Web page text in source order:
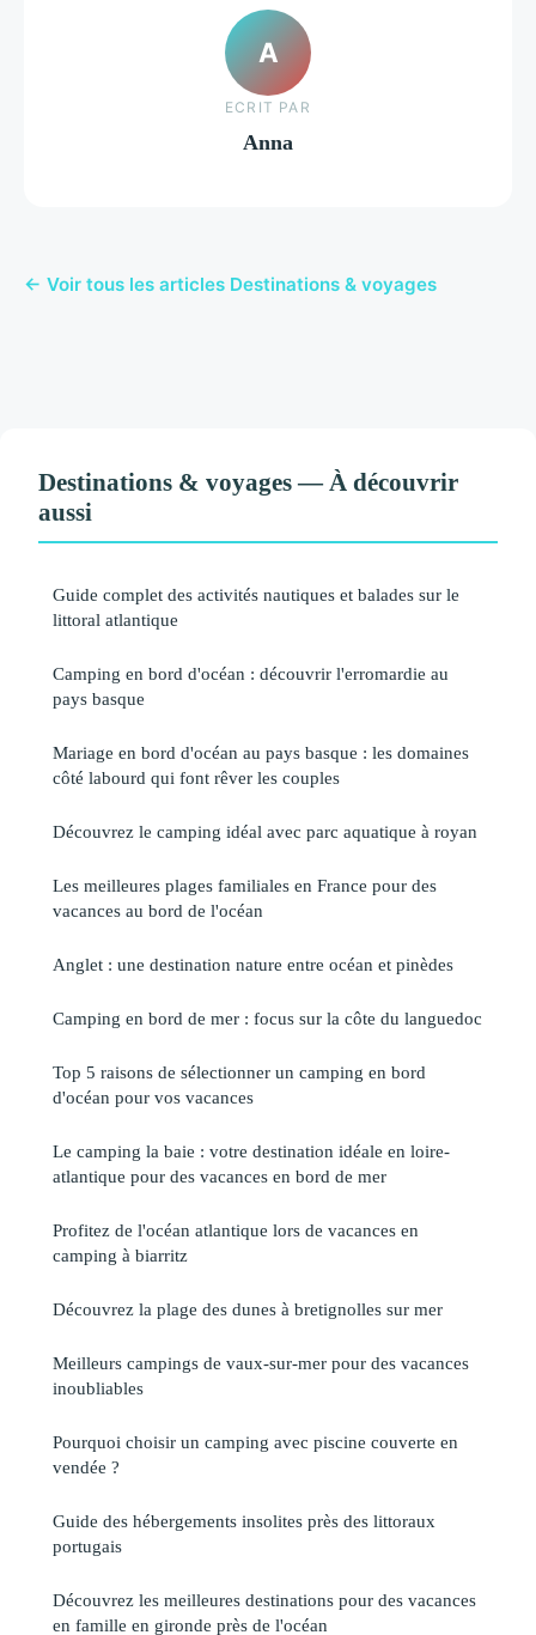
A
ECRIT PAR
Anna
← Voir tous les articles Destinations & voyages
Destinations & voyages — À découvrir
aussi
Guide complet des activités nautiques et balades sur le
littoral atlantique
Camping en bord d'océan : découvrir l'erromardie au
pays basque
Mariage en bord d'océan au pays basque : les domaines
côté labourd qui font rêver les couples
Découvrez le camping idéal avec parc aquatique à royan
Les meilleures plages familiales en France pour des
vacances au bord de l'océan
Anglet : une destination nature entre océan et pinèdes
Camping en bord de mer : focus sur la côte du languedoc
Top 5 raisons de sélectionner un camping en bord
d'océan pour vos vacances
Le camping la baie : votre destination idéale en loire-
atlantique pour des vacances en bord de mer
Profitez de l'océan atlantique lors de vacances en
camping à biarritz
Découvrez la plage des dunes à bretignolles sur mer
Meilleurs campings de vaux-sur-mer pour des vacances
inoubliables
Pourquoi choisir un camping avec piscine couverte en
vendée ?
Guide des hébergements insolites près des littoraux
portugais
Découvrez les meilleures destinations pour des vacances
en famille en gironde près de l'océan